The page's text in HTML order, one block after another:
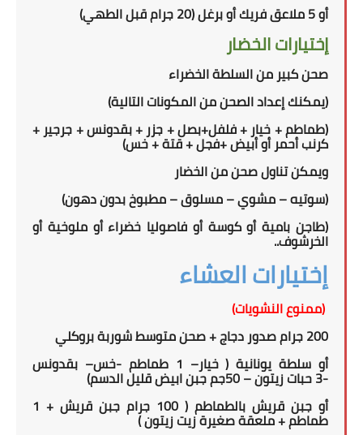
أو5 ملاعق فريك أو برغل ( 20جرام قبل الطهي)
إختيارات الخضار
صحن كبير من السلطة الخضراء
(يمكنك إعداد الصحن من المكونات التالية)
(طماطم + خيار + فلفل+بصل + جزر + بقدونس + جرجير +
كرنب أحمر أو أبيض +فجل + قتة + خس)
ويمكن تناولصحنمن الخضار
(سوتيه – مشوي – مسلوق – مطبوخ بدون دهون)
(طاجن بامية أو كوسة أو فاصوليا خضراء أو ملوخية أو
الخرشوف..
إختيارات العشاء
(ممنوع النشويات)
200 جرام صدور دجاج + صحن متوسط شوربة بروكلي
أو سلطة يونانية (خيار– 1 طماطم -خس– بقدونس
-
3حبات زيتون – 50جم جبن ابيض قليل الدسم)
أو جبن قريش بالطماطم ( 100 جرام جبن قريش + 1
طماطم + ملعقة صغيرة زيت زيتون )